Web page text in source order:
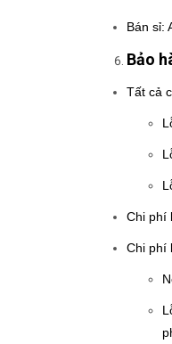
Bán sỉ:
Bảo
Tất cả
Chi phí
Chi phí